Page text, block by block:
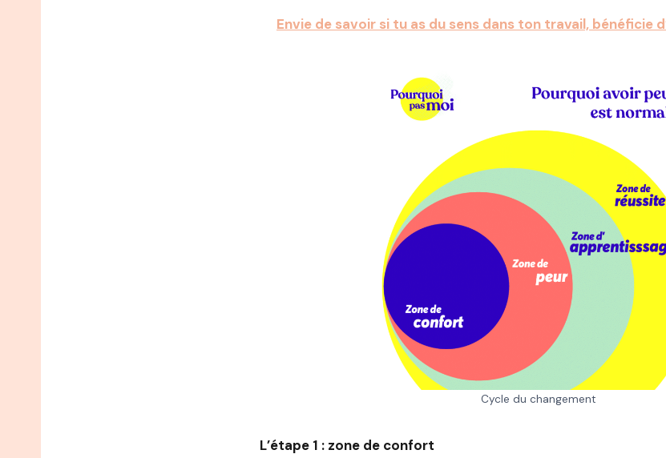
Envie de savoir si tu as du sens dans ton travail, bénéficie
Cycle du changement
L’étape 1 : zone de confort